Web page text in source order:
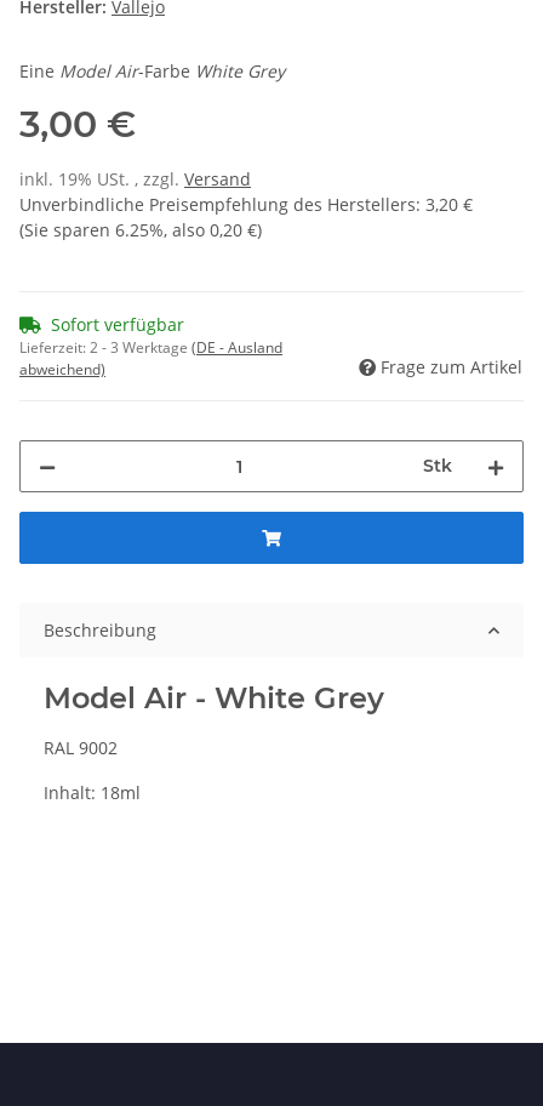
Hersteller: Vallejo
Eine Model Air-Farbe White Grey
3,00 €
inkl. 19% USt. , zzgl. Versand
Unverbindliche Preisempfehlung des Herstellers: 3,20 €
(Sie sparen 6.25%, also 0,20 €)
Sofort verfügbar
Lieferzeit:2 - 3 Werktage (DE - Ausland
abweichend)
Frage zum Artikel
Stk
Beschreibung
Model Air - White Grey
RAL 9002
Inhalt: 18ml